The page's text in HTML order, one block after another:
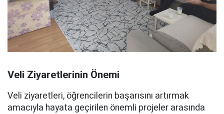
Veli Ziyaretlerinin Önemi
Veli ziyaretleri, öğrencilerin başarısını artırmak
amacıyla hayata geçirilen önemli projeler arasında